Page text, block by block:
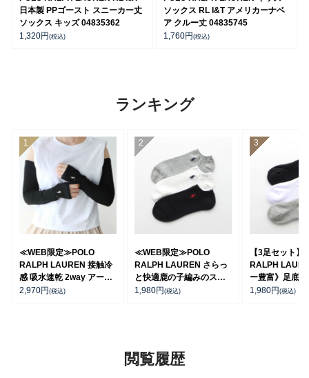
日本製 PPゴースト スニーカー丈
ソックス キッズ 04835362
1,320円(税込)
ソックス RL I&T アメリカーナベ
ア クルー丈 04835745
1,760円(税込)
ランキング
≪WEB限定≫POLO
RALPH LAUREN 接触冷
感 吸水速乾 2way アーム
カバー ＆ レッグウォーマ
2,970円(税込)
≪WEB限定≫POLO
RALPH LAUREN さらっ
と快適鹿の子編みのスニ
ーカー丈ソックス 【3足
1,980円(税込)
【3足セット】
RALPH
ー豊富》足底
ポイントソッ
1,980円(税込)
閲覧履歴